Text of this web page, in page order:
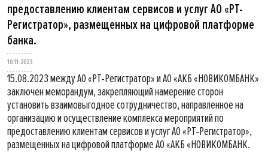
предоставлению клиентам сервисов и услуг АО «РТ-
Регистратор», размещенных на цифровой платформе
банка.
10.11.2023
15.08.2023 между АО «РТ-Регистратор» и АО «АКБ «НОВИКОМБАНК»
заключен меморандум, закрепляющий намерение сторон
установить взаимовыгодное сотрудничество, направленное на
организацию и осуществление комплекса мероприятий по
предоставлению клиентам сервисов и услуг АО «РТ-Регистратор»,
размещенных на цифровой платформе АО «АКБ «НОВИКОМБАНК.